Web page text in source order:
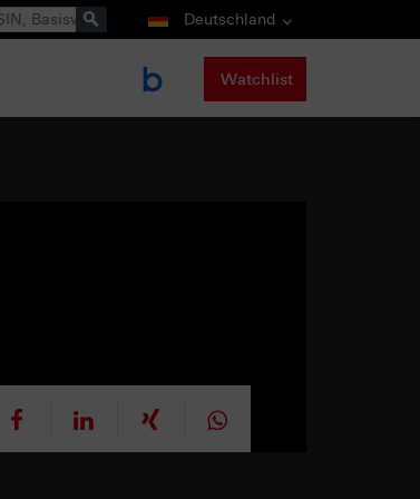
Deutschland
Watchlist
mitteilen